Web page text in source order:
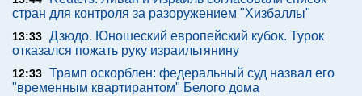
стран для контроля за разоружением "Хизбаллы"
13:33 Дзюдо. Юношеский европейский кубок. Турок
отказался пожать руку израильтянину
12:33 Трамп оскорблен: федеральный суд назвал его
"временным квартирантом" Белого дома